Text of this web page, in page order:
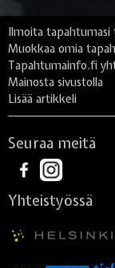
Ilmoita tapahtumasi
Muokkaa omia
Tapahtumainfo.fi
Mainosta sivustolla
Lisää artikkeli
Seuraa meitä
Yhteistyössä